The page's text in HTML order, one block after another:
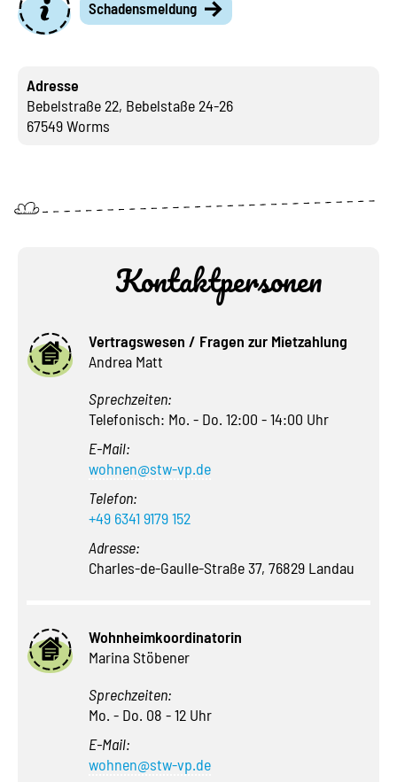
Schadensmeldung
Adresse
Bebelstraße 22, Bebelstaße 24-26
67549 Worms
Kontaktpersonen
Vertragswesen / Fragen zur Mietzahlung
Andrea Matt
Sprechzeiten:
Telefonisch: Mo. - Do. 12:00 - 14:00 Uhr
E-Mail:
wohnen@stw-vp.de
Telefon:
+49 6341 9179 152
Adresse:
Charles-de-Gaulle-Straße 37, 76829 Landau
Wohnheimkoordinatorin
Marina Stöbener
Sprechzeiten:
Mo. - Do. 08 - 12 Uhr
E-Mail:
wohnen@stw-vp.de